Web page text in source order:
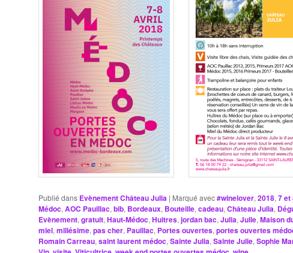
Publié dans Evènement Château Julia | Marqué avec#winelover, 2018, 7 et
Médoc, AOC Pauillac, bib, Bordeaux, Bouteille, cadeau, Château Julia,
Evènement, gratuit, Haut-Médoc, Huitres, jordan bac, Julia, Julie, Maison
miel, millésime, pas cher, Pauillac, Portes ouvertes, portes ouvertes
Romain Carreau, saint laurent médoc, Sainte Julia, Sainte Julie, Sophie